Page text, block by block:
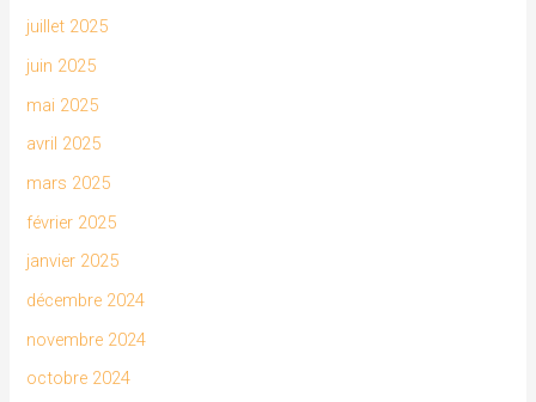
juillet 2025
juin 2025
mai 2025
avril 2025
mars 2025
février 2025
janvier 2025
décembre 2024
novembre 2024
octobre 2024